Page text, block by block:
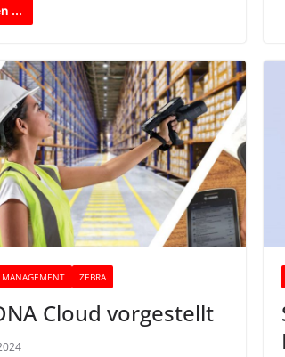
...
MANAGEMENT ZEBRA
Cloud vorgestellt